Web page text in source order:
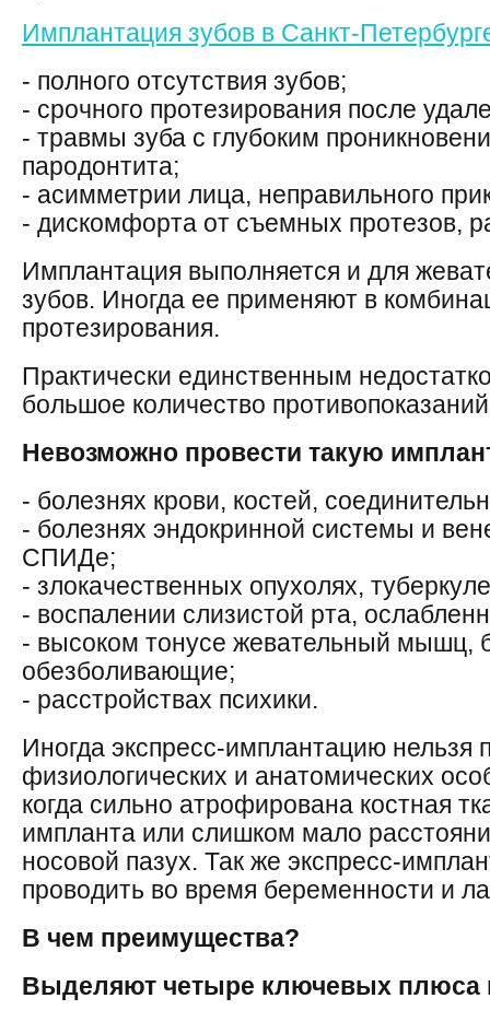
Имплантация зубов в Санкт-
- полного отсутствия зубов;
- срочного протезирования после
- травмы зуба с глубоким
пародонтита;
- асимметрии лица, неправильного
- дискомфорта от съемных протезов,
Имплантация выполняется и для
зубов. Иногда ее применяют в
протезирования.
Практически единственным
большое количество
Невозможно провести такую
- болезнях крови, костей,
- болезнях эндокринной системы и
СПИДе;
- злокачественных опухолях,
- воспалении слизистой рта,
- высоком тонусе жевательный мышц,
обезболивающие;
- расстройствах психики.
Иногда экспресс-имплантацию нельзя
физиологических и анатомических
когда сильно атрофирована костная
импланта или слишком мало
носовой пазух. Так же экспресс-
проводить во время беременности и
В чем преимущества?
Выделяют четыре ключевых плюса